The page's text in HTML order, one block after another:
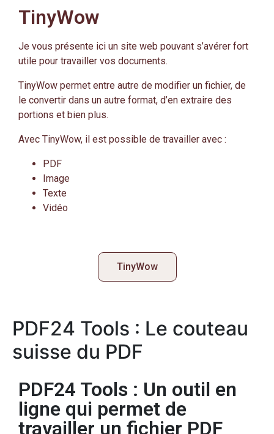
TinyWow
Je vous présente ici un site web pouvant s’avérer fort
utile pour travailler vos documents.
TinyWow permet entre autre de modifier un fichier, de
le convertir dans un autre format, d’en extraire des
portions et bien plus.
Avec TinyWow, il est possible de travailler avec :
PDF
Image
Texte
Vidéo
TinyWow
PDF24 Tools : Le couteau
suisse du PDF
PDF24 Tools : Un outil en
ligne qui permet de
travailler un fichier PDF